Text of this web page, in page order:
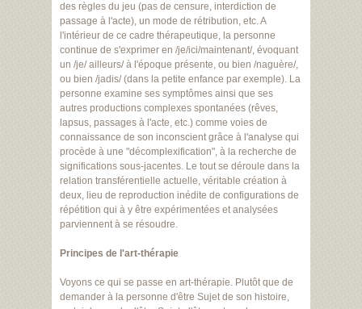
des règles du jeu (pas de censure, interdiction de
passage à l'acte), un mode de rétribution, etc. A
l'intérieur de ce cadre thérapeutique, la personne
continue de s'exprimer en /je/ici/maintenant/, évoquant
un /je/ ailleurs/ à l'époque présente, ou bien /naguère/,
ou bien /jadis/ (dans la petite enfance par exemple). La
personne examine ses symptômes ainsi que ses
autres productions complexes spontanées (rêves,
lapsus, passages à l'acte, etc.) comme voies de
connaissance de son inconscient grâce à l'analyse qui
procède à une "décomplexification", à la recherche de
significations sous-jacentes. Le tout se déroule dans la
relation transférentielle actuelle, véritable création à
deux, lieu de reproduction inédite de configurations de
répétition qui à y être expérimentées et analysées
parviennent à se résoudre.
Principes de l'art-thérapie
Voyons ce qui se passe en art-thérapie. Plutôt que de
demander à la personne d'être Sujet de son histoire,